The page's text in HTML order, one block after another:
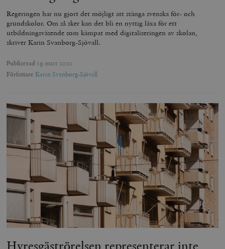
Regeringen har nu gjort det möjligt att stänga svenska för- och
grundskolor. Om så sker kan det bli en nyttig läxa för ett
utbildningsväsende som kämpat med digitaliseringen av skolan,
skriver Karin Svanborg-Sjövall.
Publicerad 19 mars 2020
Författare Karin Svanborg-Sjövall
Hyresgäströrelsen representerar inte